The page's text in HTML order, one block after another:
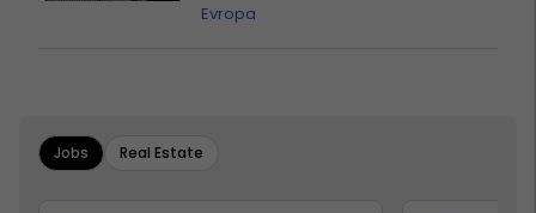
Evropa
Jobs Real Estate